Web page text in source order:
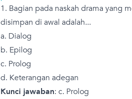
1. Bagian pada naskah drama yang
disimpan di awal adalah...
a. Dialog
b. Epilog
c. Prolog
d. Keterangan adegan
Kunci jawaban: c. Prolog